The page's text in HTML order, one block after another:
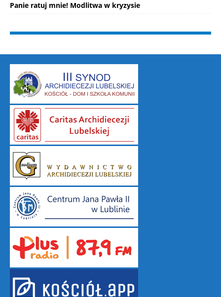
Panie ratuj mnie! Modlitwa w kryzysie